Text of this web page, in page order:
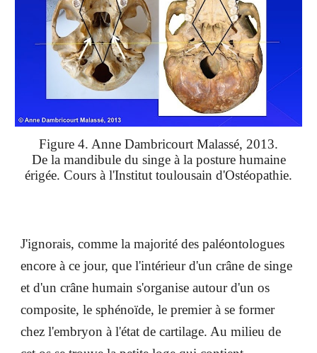
Figure 4. Anne Dambricourt Malassé, 2013.
De la mandibule du singe à la posture humaine
érigée. Cours à l'Institut toulousain d'Ostéopathie.
J'ignorais, comme la majorité des paléontologues
encore à ce jour, que l'intérieur d'un crâne de singe
et d'un crâne humain s'organise autour d'un os
composite, le sphénoïde, le premier à se former
chez l'embryon à l'état de cartilage. Au milieu de